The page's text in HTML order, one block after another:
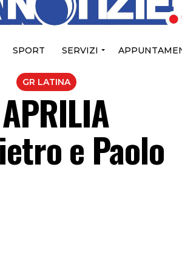
SPORT SERVIZI
GR LATINA
e Paolo